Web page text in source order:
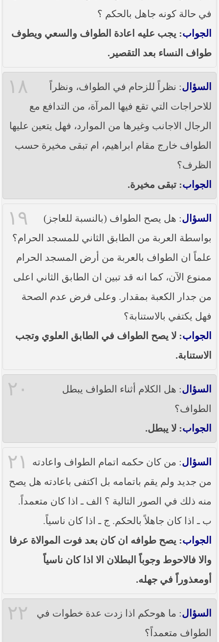
في حالة كونه جاهل بالحكم ؟
الجواب: يجب عليه اعادة الطواف والسعي ويطوف
طواف النساء بعد التقصير.
١٨ السؤال: نظراً للزحام في الطواف، ونظراً
للاحراجات التي تقع فيها المرآة، من التدافع مع
الرجال الاجانب وغيرها من الموارد، فهل يتعين عليها
الطواف خارج مقام ابراهيم، ام تبقى مخيرة حسب
الظرف؟
الجواب: تبقى مخيرة.
١٩ السؤال: هل يصح الطواف (بالنسبة للعاجز)
بواسطة العربة من الطابق الثاني للمسجد الحرام؟
علماً ان الطواف بالعربة من أرض المسجد الحرام
ممنوع الآن، كما انه قد تبين ان الطابق الثاني اعلى
من جدار الكعبة بمقدار. وعلى فرض عدم الصحة
فهل يكتفي بالاستنابة؟
الجواب: لا يصح الطواف في الطابق العلوي وتجب
الاستنابة.
٢٠ السؤال: هل الكلام أثناء الطواف يبطل
الطواف؟
الجواب: لا يبطل.
٢١ السؤال: من كان حكمه اتمام الطواف واعادته
من جديد ولم يقم باتمامه بل اكتفى باعادته هل يصح
منه ذلك في الصور التالية ؟ الف ـ اذا كان متعمداً.
ب ـ اذا كان جاهلاً بالحكم. ج ـ اذا كان ناسياً.
الجواب: يصح طوافه ان كان بعد فوت الموالاة عرفا
والا فالاحوط وجوباً البطلان الا اذا كان ناسياً
أومعذوراً في جهله.
٢٢ السؤال: ما هوحكم اذا زدت عدة خطوات في
الطواف متعمداً؟